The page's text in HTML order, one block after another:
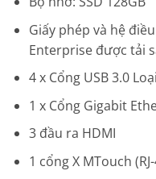
Giấy phép và hệ
Enterprise được tải
4 x Cổng USB 3.0
1 x Cổng Gigabit
3 đầu ra HDMI
1 cổng X MTouch